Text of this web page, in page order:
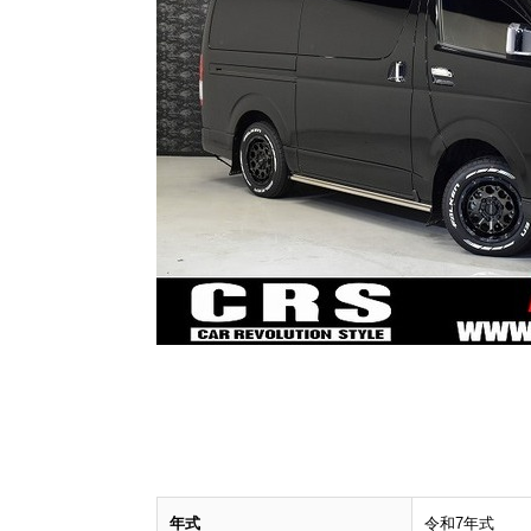
年式 令和7年式